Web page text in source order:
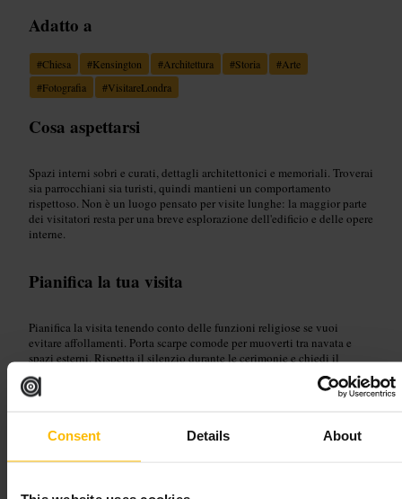
Consent Details About
Adatto a
#Chiesa #Kensington #Architettura #Storia #Arte
#Fotografia #VisitareLondra
Cosa aspettarsi
Spazi interni sobri e curati, dettagli architettonici e memoriali. Troverai
sia parrocchiani sia turisti, quindi mantieni un comportamento
rispettoso. Non è un luogo pensato per visite lunghe: la maggior parte
dei visitatori resta per una breve esplorazione dell'edificio e delle opere
interne.
Pianifica la tua visita
Pianifica la visita tenendo conto delle funzioni religiose se vuoi
evitare affollamenti. Porta scarpe comode per muoverti tra navata e
spazi esterni. Rispetta il silenzio durante le cerimonie e chiedi il
permesso prima di fotografare persone. Abbina la tappa a una
passeggiata nel quartiere per completare l'esperienza.
Kensington Church St, London W8 4LA, UK
Japan House London